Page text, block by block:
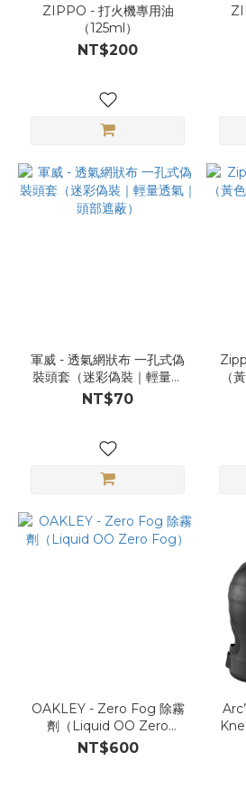
ZIPPO - 打火機專用油
（125ml）
NT$200
軍威 - 透氣網狀布 一孔式偽
裝頭套（迷彩偽裝｜輕量透
氣｜頭部遮蔽）
NT$70
（
OAKLEY - Zero Fog 除霧
劑（Liquid OO Zero
Fog）
NT$600